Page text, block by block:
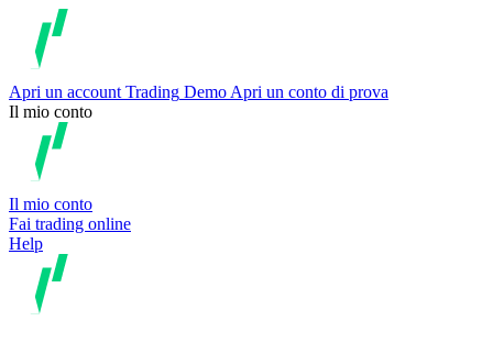
Apri un account Trading Demo Apri un conto di prova
Il mio conto
Il mio conto
Fai trading online
Help